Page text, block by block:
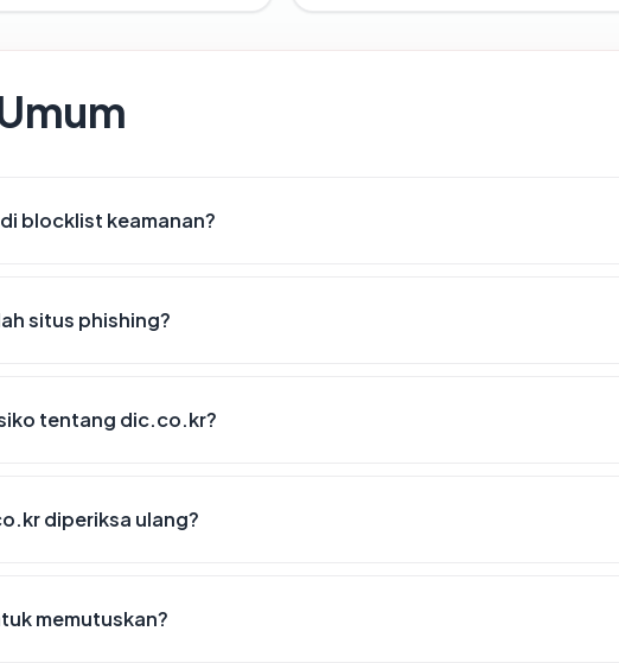
blocklist keamanan?
situs phishing?
tentang dic.co.kr?
diperiksa ulang?
memutuskan?